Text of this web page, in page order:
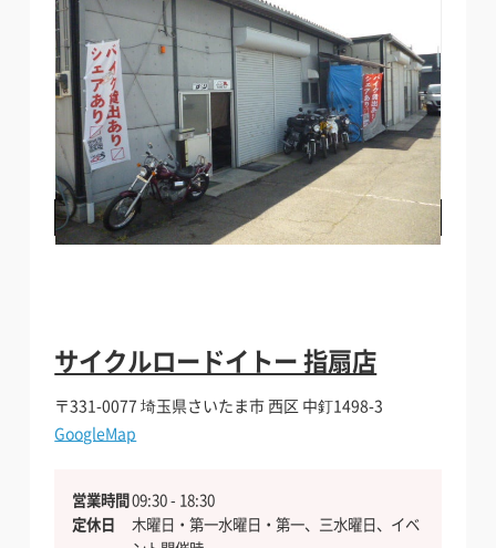
インバウンドへの対応
加盟店になりたい方向け
インバウンドへの対応
加盟店になりたい方向け
料金・店舗詳細を見る 電話でお問い合わせする
サイクルロードイトー 指扇店
〒331-0077埼玉県さいたま市 西区 中釘1498-3
GoogleMap
営業時間09:30 - 18:30
定休日
木曜日・第一水曜日・第一、三水曜日、イベ